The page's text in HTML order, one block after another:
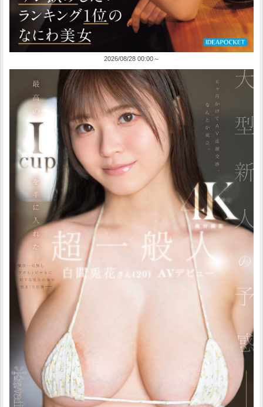
2026/08/28 00:00～